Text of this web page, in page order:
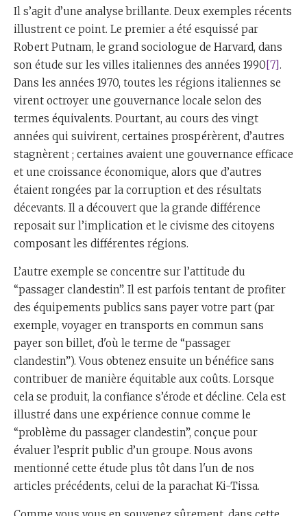
Il s’agit d’une analyse brillante. Deux exemples récents
illustrent ce point. Le premier a été esquissé par
Robert Putnam, le grand sociologue de Harvard, dans
son étude sur les villes italiennes des années 1990[7].
Dans les années 1970, toutes les régions italiennes se
virent octroyer une gouvernance locale selon des
termes équivalents. Pourtant, au cours des vingt
années qui suivirent, certaines prospérèrent, d’autres
stagnèrent ; certaines avaient une gouvernance efficace
et une croissance économique, alors que d’autres
étaient rongées par la corruption et des résultats
décevants. Il a découvert que la grande différence
reposait sur l’implication et le civisme des citoyens
composant les différentes régions.
L’autre exemple se concentre sur l’attitude du
“passager clandestin”. Il est parfois tentant de profiter
des équipements publics sans payer votre part (par
exemple, voyager en transports en commun sans
payer son billet, d'où le terme de “passager
clandestin”). Vous obtenez ensuite un bénéfice sans
contribuer de manière équitable aux coûts. Lorsque
cela se produit, la confiance s’érode et décline. Cela est
illustré dans une expérience connue comme le
“problème du passager clandestin”, conçue pour
évaluer l’esprit public d’un groupe. Nous avons
mentionné cette étude plus tôt dans l'un de nos
articles précédents, celui de la parachat Ki-Tissa.